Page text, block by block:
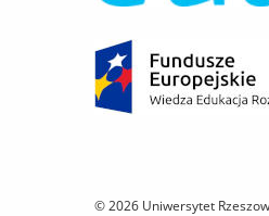
© 2026 Uniwersytet